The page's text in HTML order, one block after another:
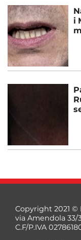
i
Copyright 2021 ©
via Amendola 33/
C.F/P.IVA